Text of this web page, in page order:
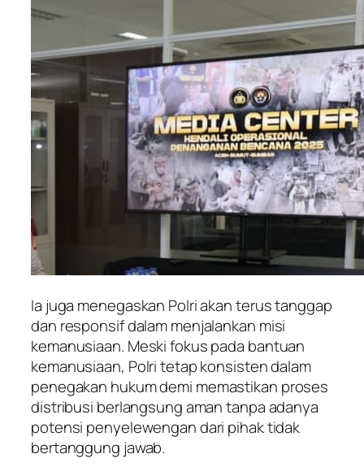
Ia juga menegaskan Polri akan terus tanggap
dan responsif dalam menjalankan misi
kemanusiaan. Meski fokus pada bantuan
kemanusiaan, Polri tetap konsisten dalam
penegakan hukum demi memastikan proses
distribusi berlangsung aman tanpa adanya
potensi penyelewengan dari pihak tidak
bertanggung jawab.